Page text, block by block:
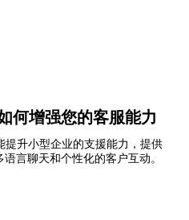
何增强您的客服能力
升小型企业的支援能力，提供
言聊天和个性化的客户互动。